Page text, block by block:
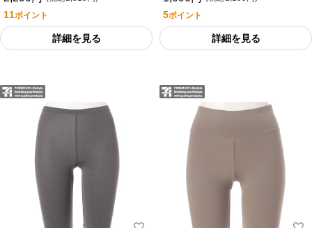
11ポイント
詳細を見る
5ポイント
詳細を見る